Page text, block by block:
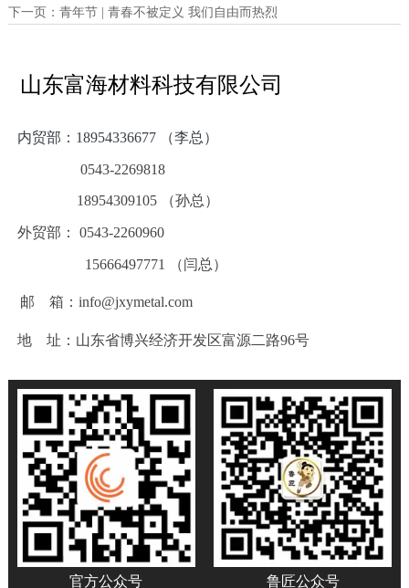
下一页： 青年节 | 青春不被定义 我们自由而热烈
山东富海材料科技有限公司
内贸部： 18954336677 （李总）
0543-2269818
18954309105 （孙总）
外贸部： 0543-2260960
15666497771 （闫总）
邮 箱：info@jxymetal.com
地 址：山东省博兴经济开发区富源二路96号
官方公众号 鲁匠公众号